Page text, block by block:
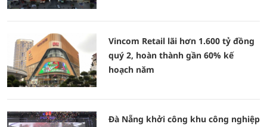
Vincom Retail lãi hơn 1.600 tỷ đồng
quý 2, hoàn thành gần 60% kế
hoạch năm
Đà Nẵng khởi công khu công nghiệp